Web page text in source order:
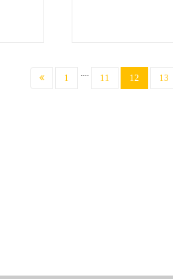
1 .... 11 12 (current)
13